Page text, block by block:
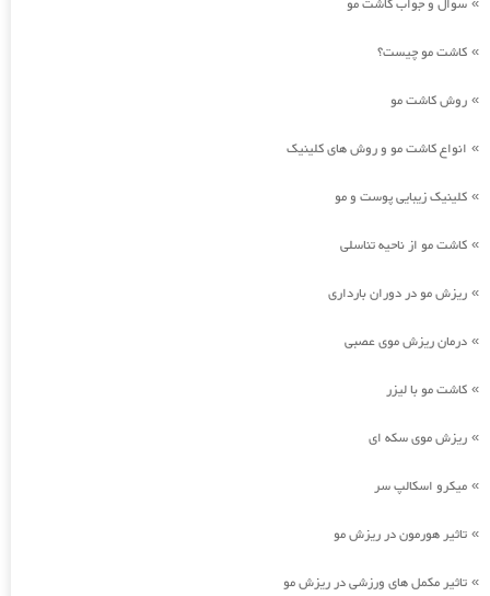
» کاشت مو چیست؟
» روش کاشت مو
» انواع کاشت مو و روش های کلینیک
» کلینیک زیبایی پوست و مو
» کاشت مو از ناحیه تناسلی
» ریزش مو در دوران بارداری
» درمان ریزش موی عصبی
» کاشت مو با لیزر
» ریزش موی سکه ای
» میکرو اسکالپ سر
» تاثیر هورمون در ریزش مو
» تاثیر مکمل های ورزشی در ریزش مو